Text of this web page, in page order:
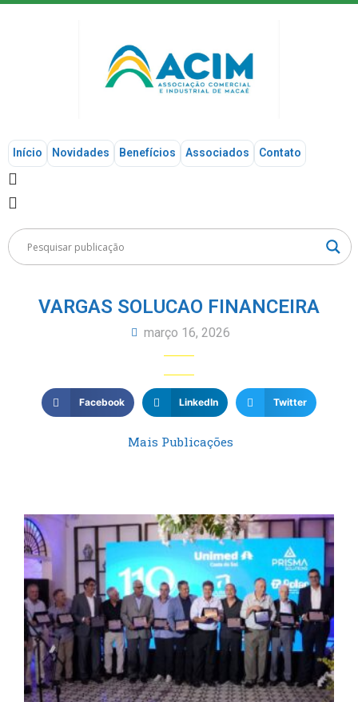
Início Novidades Benefícios Associados Contato
VARGAS SOLUCAO FINANCEIRA
março 16, 2026
Facebook LinkedIn Twitter
Mais Publicações